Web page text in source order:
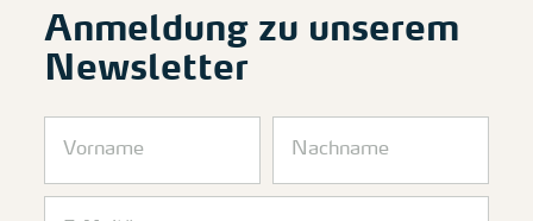
Anmeldung zu unserem
Newsletter